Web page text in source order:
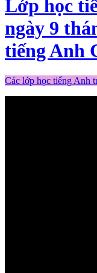
Lớp học
ngày 9
tiếng Anh
Các lớp học tiếng Anh